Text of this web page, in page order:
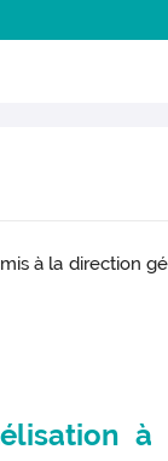
à la direction